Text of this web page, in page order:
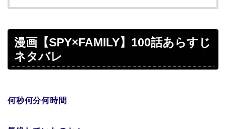
漫画【SPY×FAMILY】 100話あらすじ
ネタバレ
何秒何分何時間